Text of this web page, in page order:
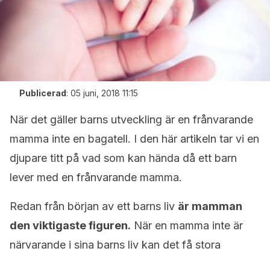
Publicerad: 05 juni, 2018 11:15
När det gäller barns utveckling är en frånvarande
mamma inte en bagatell. I den här artikeln tar vi en
djupare titt på vad som kan hända då ett barn
lever med en frånvarande mamma.
Redan från början av ett barns liv är mamman
den viktigaste figuren. När en mamma inte är
närvarande i sina barns liv kan det få stora